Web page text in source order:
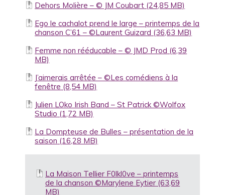
Dehors Molière – © JM Coubart
Ego le cachalot prend le large – printemps de la
chanson C’61 – ©Laurent Guizard
Femme non rééducable – © JMD Prod
J’aimerais arrêtée – ©Les comédiens à la
fenêtre
Julien LOko Irish Band – St Patrick ©Wolfox
Studio
La Dompteuse de Bulles – présentation de la
saison
La Maison Tellier F0lkl0ve – printemps
de la chanson ©Marylene Eytier